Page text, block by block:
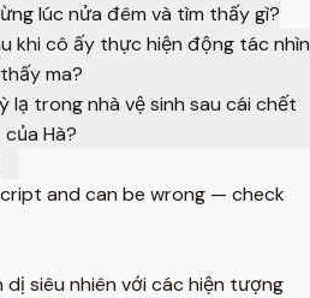
lúc nửa đêm và tìm thấy gì?
khi cô ấy thực hiện động tác nhìn
thấy ma?
lạ trong nhà vệ sinh sau cái chết
của Hà?
and can be wrong — check
dị siêu nhiên với các hiện tượng